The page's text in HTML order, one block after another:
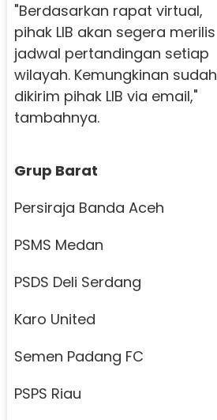
"Berdasarkan rapat virtual,
pihak LIB akan segera merilis
jadwal pertandingan setiap
wilayah. Kemungkinan sudah
dikirim pihak LIB via email,"
tambahnya.
Grup Barat
Persiraja Banda Aceh
PSMS Medan
PSDS Deli Serdang
Karo United
Semen Padang FC
PSPS Riau